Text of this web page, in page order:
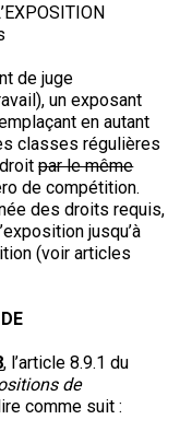
Peru)
de juge
un exposant
en autant
classes régulières
par le même
de compétition.
des droits requis,
jusqu’à
(voir articles
, l’article 8.9.1 du
de
comme suit :